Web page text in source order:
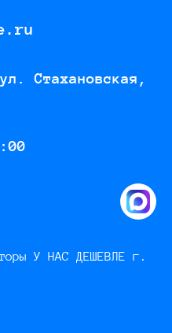
Стахановская,
У НАС ДЕШЕВЛЕ г.